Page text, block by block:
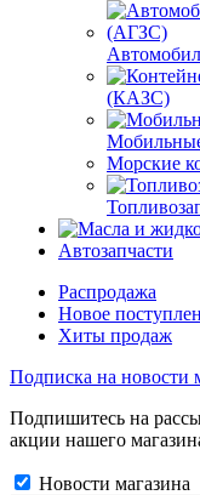
(КАЗС)
Морские
Автозапчасти
Распродажа
Новое
Хиты продаж
Подписка на новости
Подпишитесь на
акции нашего
Новости магазина